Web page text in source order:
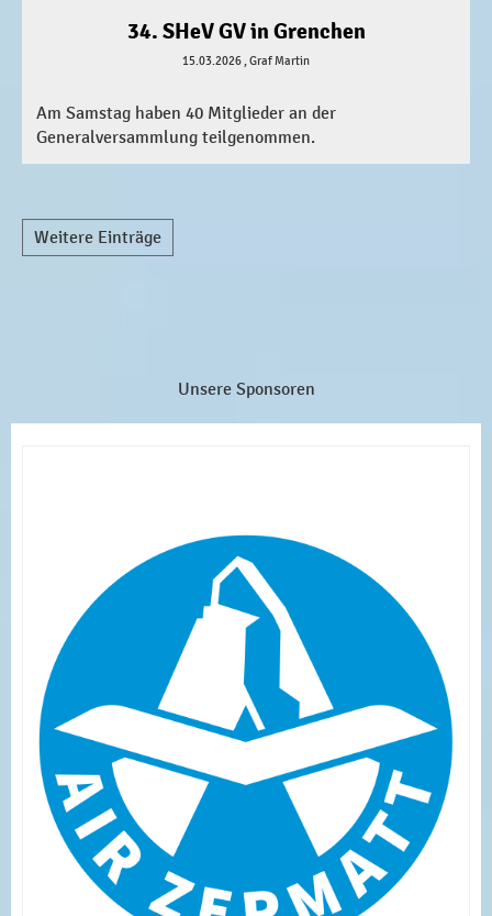
34. SHeV GV in Grenchen
15.03.2026, Graf Martin
Am Samstag haben 40 Mitglieder an der
Generalversammlung teilgenommen.
Weitere Einträge
Unsere Sponsoren